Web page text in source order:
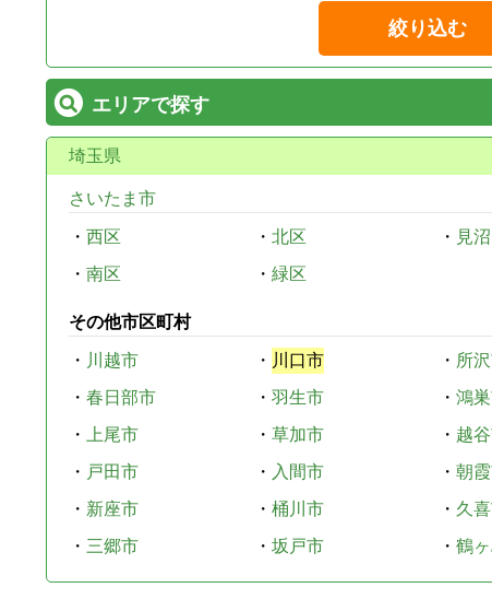
絞り込む
エリアで探す
埼玉県
さいたま市
・ 西区 ・ 北区 ・ 見
・ 南区 ・ 緑区
その他市区町村
・ 川越市 ・ 川口市 ・ 所
・ 春日部市 ・ 羽生市 ・ 鴻
・
上尾市 ・ 草加市 ・ 越
・ 戸田市 ・ 入間市 ・ 朝
・ 新座市 ・ 桶川市 ・ 久
・ 三郷市 ・ 坂戸市 ・ 鶴